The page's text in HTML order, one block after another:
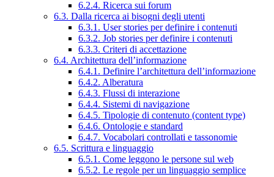
6.2.4. Ricerca sui forum
6.3. Dalla ricerca ai bisogni degli utenti
6.3.1. User stories per definire i contenuti
6.3.2. Job stories per definire i contenuti
6.3.3. Criteri di accettazione
6.4. Architettura dell’informazione
6.4.1. Definire l’architettura dell’informazione
6.4.2. Alberatura
6.4.3. Flussi di interazione
6.4.4. Sistemi di navigazione
6.4.5. Tipologie di contenuto (content type)
6.4.6. Ontologie e standard
6.4.7. Vocabolari controllati e tassonomie
6.5. Scrittura e linguaggio
6.5.1. Come leggono le persone sul web
6.5.2. Le regole per un linguaggio semplice